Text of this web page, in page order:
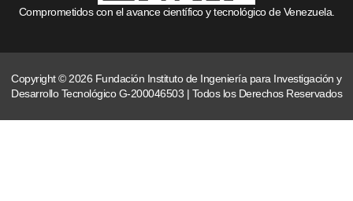
Comprometidos con el avance científico y tecnológico de Venezuela.
Copyright © 2026 Fundación Instituto de Ingeniería para Investigación y
Desarrollo Tecnológico G-200046503 | Todos los Derechos Reservados